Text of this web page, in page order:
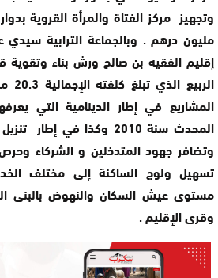
مليون درهم . وبالجماعة الترابية
إقليم الفقيه بن صالح ورش بناء
المشاريع في إطار الدينامية التي
المحدث سنة 2010 وكذا في
وتضافر جهود المتدخلين و الشركاء
تسهيل ولوج الساكنة إلى مختلف
مستوى عيش السكان والنهوض بالبنى
وقرى الإقليم .